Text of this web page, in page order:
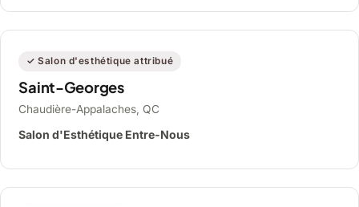
✓ Salon d'esthétique attribué
Saint-Georges
Chaudière-Appalaches, QC
Salon d'Esthétique Entre-Nous